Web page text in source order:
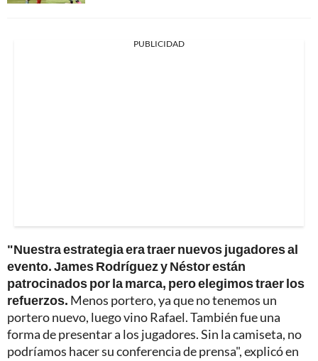
PUBLICIDAD
"Nuestra estrategia era traer nuevos jugadores al
evento. James Rodríguez y Néstor están
patrocinados por la marca, pero elegimos traer los
refuerzos. Menos portero, ya que no tenemos un
portero nuevo, luego vino Rafael. También fue una
forma de presentar a los jugadores. Sin la camiseta, no
podríamos hacer su conferencia de prensa", explicó en